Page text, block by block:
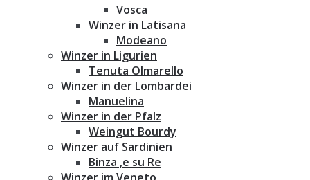
Vosca
Winzer in Latisana
Modeano
Winzer in Ligurien
Tenuta Olmarello
Winzer in der Lombardei
Manuelina
Winzer in der Pfalz
Weingut Bourdy
Winzer auf Sardinien
Binza ‚e su Re